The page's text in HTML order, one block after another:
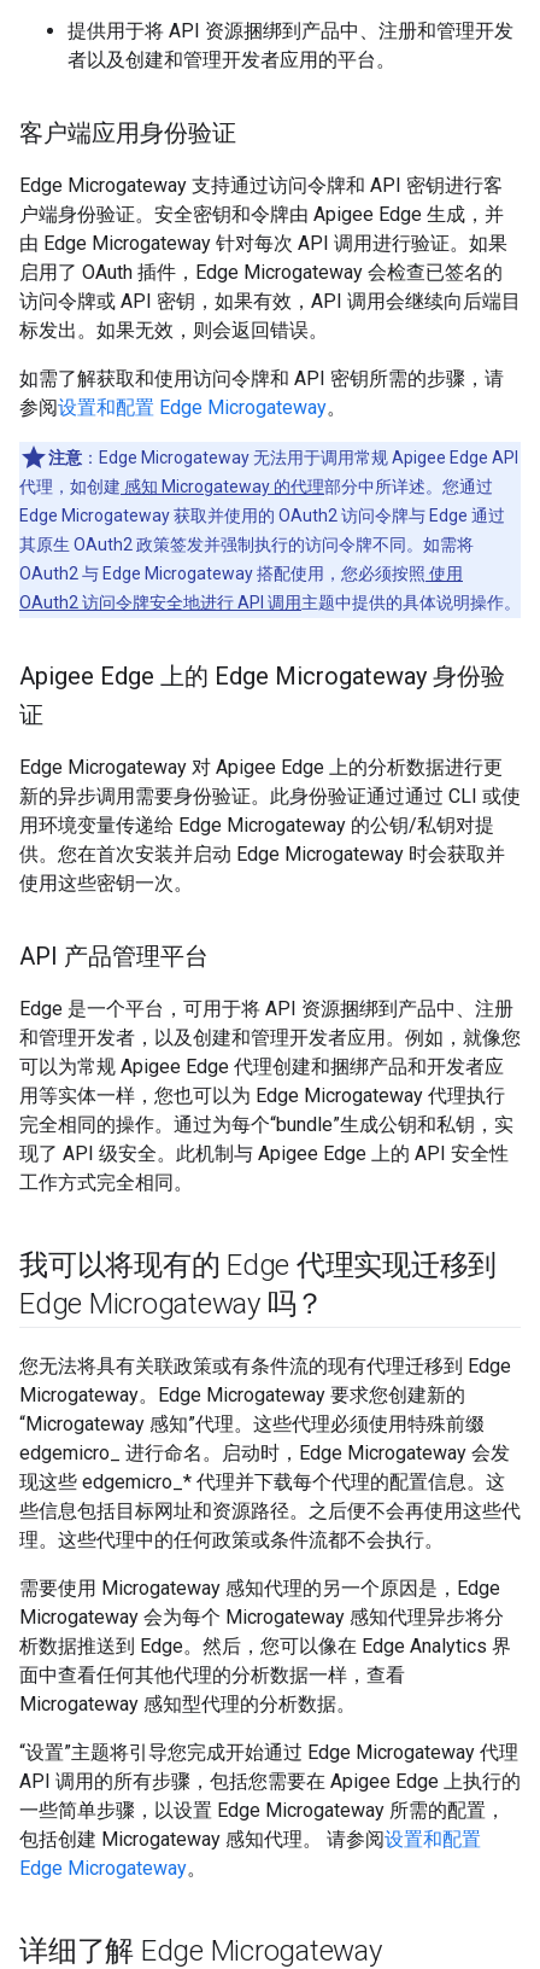
提供用于将 API 资源捆绑到产品中、注册和管理开发
者以及创建和管理开发者应用的平台。
客户端应用身份验证
Edge Microgateway 支持通过访问令牌和 API 密钥进行客
户端身份验证。安全密钥和令牌由 Apigee Edge 生成，并
由 Edge Microgateway 针对每次 API 调用进行验证。如果
启用了 OAuth 插件，Edge Microgateway 会检查已签名的
访问令牌或 API 密钥，如果有效，API 调用会继续向后端目
标发出。如果无效，则会返回错误。
如需了解获取和使用访问令牌和 API 密钥所需的步骤，请
参阅设置和配置 Edge Microgateway。
注意 ：Edge Microgateway 无法用于调用常规 Apigee Edge API
代理，如创建 感知 Microgateway 的代理部分中所详述。您通过
Edge Microgateway 获取并使用的 OAuth2 访问令牌与 Edge 通过
其原生 OAuth2 政策签发并强制执行的访问令牌不同。如需将
OAuth2 与 Edge Microgateway 搭配使用，您必须按照 使用
OAuth2 访问令牌安全地进行 API 调用主题中提供的具体说明操作。
Apigee Edge 上的 Edge Microgateway 身份验
证
Edge Microgateway 对 Apigee Edge 上的分析数据进行更
新的异步调用需要身份验证。此身份验证通过通过 CLI 或使
用环境变量传递给 Edge Microgateway 的公钥/私钥对提
供。您在首次安装并启动 Edge Microgateway 时会获取并
使用这些密钥一次。
API 产品管理平台
Edge 是一个平台，可用于将 API 资源捆绑到产品中、注册
和管理开发者，以及创建和管理开发者应用。例如，就像您
可以为常规 Apigee Edge 代理创建和捆绑产品和开发者应
用等实体一样，您也可以为 Edge Microgateway 代理执行
完全相同的操作。通过为每个“bundle”生成公钥和私钥，实
现了 API 级安全。此机制与 Apigee Edge 上的 API 安全性
工作方式完全相同。
我可以将现有的 Edge 代理实现迁移到
Edge Microgateway 吗？
您无法将具有关联政策或有条件流的现有代理迁移到 Edge
Microgateway。Edge Microgateway 要求您创建新的
“Microgateway 感知”代理。这些代理必须使用特殊前缀
edgemicro_ 进行命名。启动时，Edge Microgateway 会发
现这些 edgemicro_* 代理并下载每个代理的配置信息。这
些信息包括目标网址和资源路径。之后便不会再使用这些代
理。这些代理中的任何政策或条件流都不会执行。
需要使用 Microgateway 感知代理的另一个原因是，Edge
Microgateway 会为每个 Microgateway 感知代理异步将分
析数据推送到 Edge。然后，您可以像在 Edge Analytics 界
面中查看任何其他代理的分析数据一样，查看
Microgateway 感知型代理的分析数据。
“设置”主题将引导您完成开始通过 Edge Microgateway 代理
API 调用的所有步骤，包括您需要在 Apigee Edge 上执行的
一些简单步骤，以设置 Edge Microgateway 所需的配置，
包括创建 Microgateway 感知代理。 请参阅设置和配置
Edge Microgateway。
详细了解 Edge Microgateway